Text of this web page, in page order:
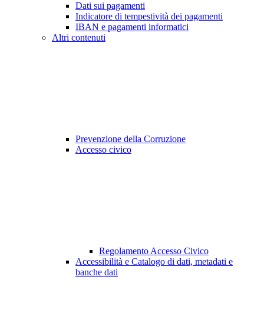
Dati sui pagamenti
Indicatore di tempestività dei pagamenti
IBAN e pagamenti informatici
Altri contenuti
Prevenzione della Corruzione
Accesso civico
Regolamento Accesso Civico
Accessibilità e Catalogo di dati, metadati e
banche dati